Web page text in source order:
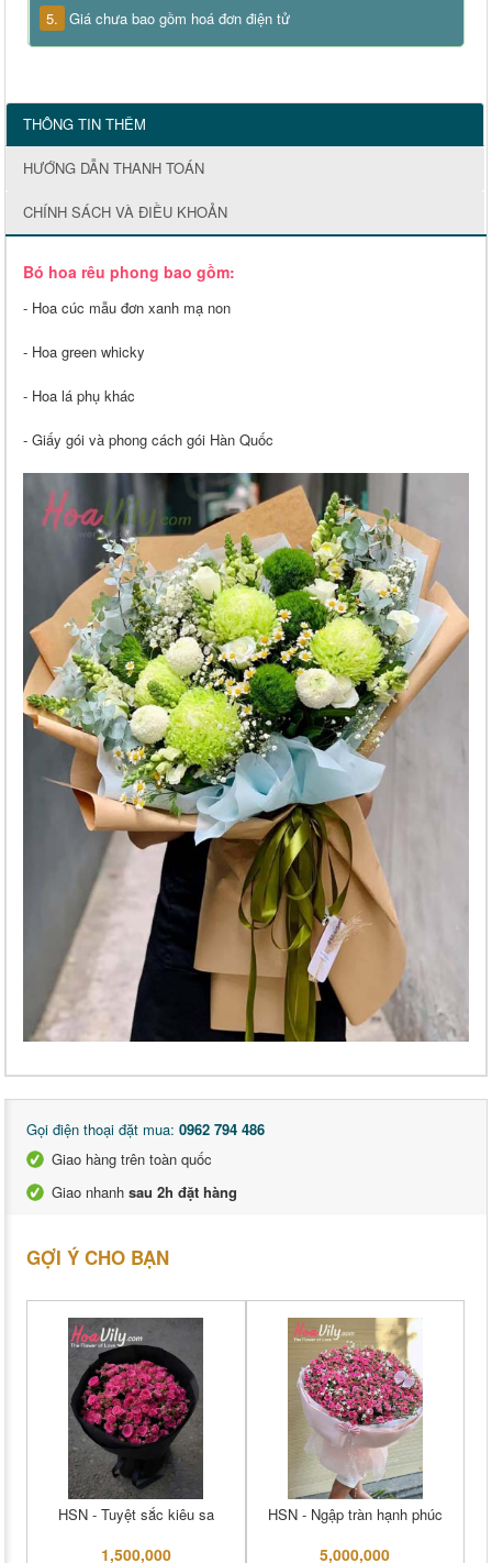
5. Giá chưa bao gồm hoá đơn điện tử
THÔNG TIN THÊM
HƯỚNG DẪN THANH TOÁN
CHÍNH SÁCH VÀ ĐIỀU KHOẢN
Bó hoa rêu phong bao gồm:
- Hoa cúc mẫu đơn xanh mạ non
- Hoa green whicky
- Hoa lá phụ khác
- Giấy gói và phong cách gói Hàn Quốc
Gọi điện thoại đặt mua: 0962 794 486
Giao hàng trên toàn quốc
Giao nhanh sau 2h đặt hàng
GỢI Ý CHO BẠN
HSN - Tuyệt sắc kiêu sa
1,500,000
HSN - Ngập tràn hạnh phúc
5,000,000